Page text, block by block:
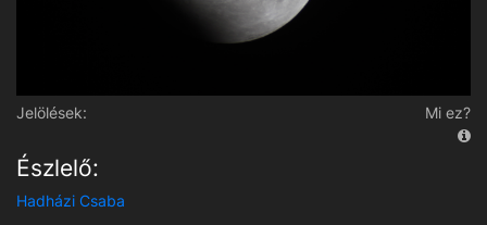
Jelölések: Mi ez?
Észlelő:
Hadházi Csaba